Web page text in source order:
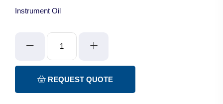
Instrument Oil
Instrument
quantity
REQUEST QUOTE